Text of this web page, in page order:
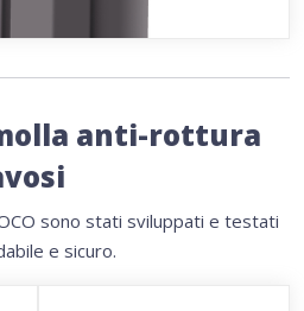
anti-rottura
sono stati sviluppati e testati
e sicuro.